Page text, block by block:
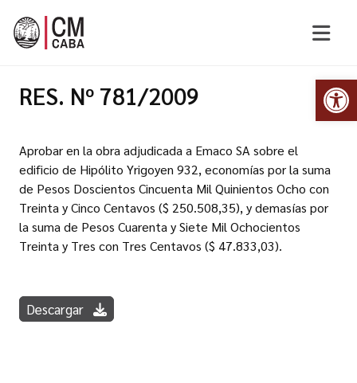
RES. Nº 781/2009
Aprobar en la obra adjudicada a Emaco SA sobre el
edificio de Hipólito Yrigoyen 932, economías por la suma
de Pesos Doscientos Cincuenta Mil Quinientos Ocho con
Treinta y Cinco Centavos ($ 250.508,35), y demasías por
la suma de Pesos Cuarenta y Siete Mil Ochocientos
Treinta y Tres con Tres Centavos ($ 47.833,03).
Descargar